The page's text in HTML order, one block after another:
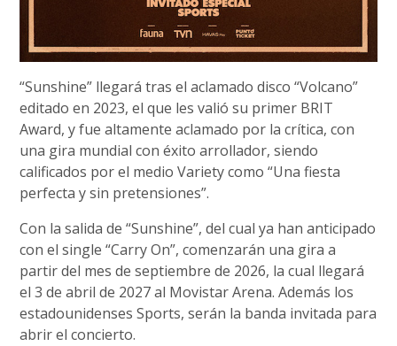
“Sunshine” llegará tras el aclamado disco “Volcano”
editado en 2023, el que les valió su primer BRIT
Award, y fue altamente aclamado por la crítica, con
una gira mundial con éxito arrollador, siendo
calificados por el medio Variety como “Una fiesta
perfecta y sin pretensiones”.
Con la salida de “Sunshine”, del cual ya han anticipado
con el single “Carry On”, comenzarán una gira a
partir del mes de septiembre de 2026, la cual llegará
el 3 de abril de 2027 al Movistar Arena. Además los
estadounidenses Sports, serán la banda invitada para
abrir el concierto.